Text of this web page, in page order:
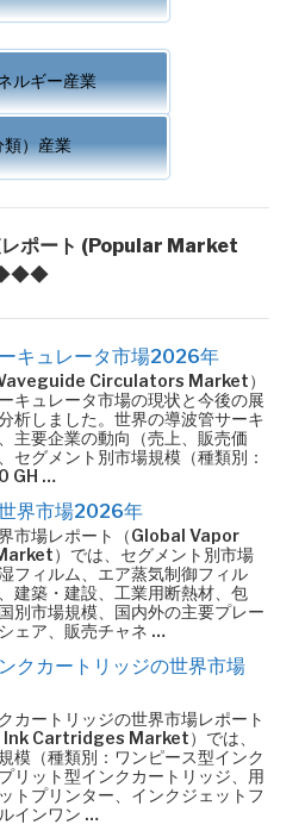
ルギー産業
類）産業
レポート (Popular Market
キュレータ市場2026年
Circulators Market）
キュレータ市場の現状と今後の展
析しました。世界の導波管サーキ
主要企業の動向（売上、販売価
セグメント別市場規模（種類別：
GH …
界市場2026年
市場レポート（Global Vapor
）では、セグメント別市場
フィルム、エア蒸気制御フィル
建築・建設、工業用断熱材、包
別市場規模、国内外の主要プレー
ェア、販売チャネ …
クカートリッジの世界市場
カートリッジの世界市場レポート
Cartridges Market）では、
模（種類別：ワンピース型インク
リット型インクカートリッジ、用
トプリンター、インクジェットフ
インワン …